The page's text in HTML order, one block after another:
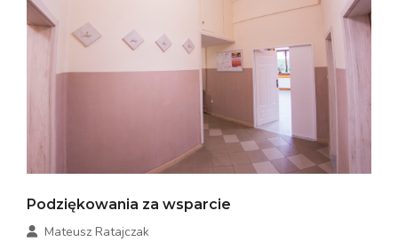
Podziękowania za wsparcie
Mateusz Ratajczak